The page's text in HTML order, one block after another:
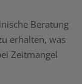
Beratung
erhalten, was
Zeitmangel